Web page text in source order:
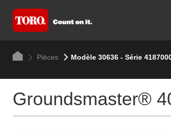
Pièces Modèle 30636 - Série
Groundsmaster®